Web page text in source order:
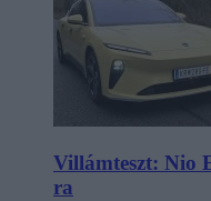
Villámteszt: Nio
ra